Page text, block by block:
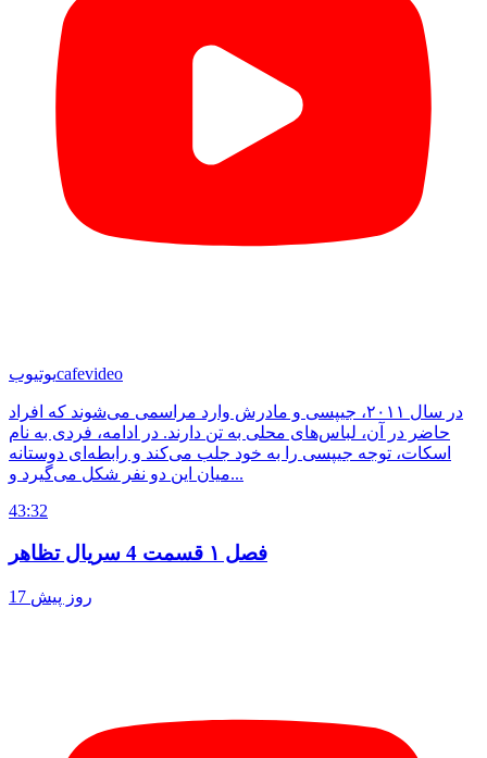
یوتیوبcafevideo
در سال ۲۰۱۱، جیپسی و مادرش وارد مراسمی می‌شوند که افراد
حاضر در آن، لباس‌های محلی به تن دارند. در ادامه، فردی به نام
اسکات، توجه جیپسی را به خود جلب می‌کند و رابطه‌ای دوستانه
میان این دو نفر شکل می‌گیرد و...
43:32
فصل ۱ قسمت 4 سریال تظاهر
17 روز پیش